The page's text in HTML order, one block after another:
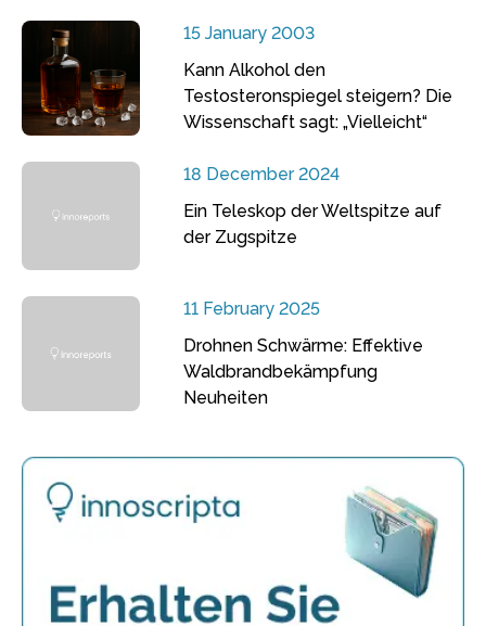
15 January 2003
Kann Alkohol den
Testosteronspiegel steigern? Die
Wissenschaft sagt: „Vielleicht“
18 December 2024
Ein Teleskop der Weltspitze auf
der Zugspitze
11 February 2025
Drohnen Schwärme: Effektive
Waldbrandbekämpfung
Neuheiten